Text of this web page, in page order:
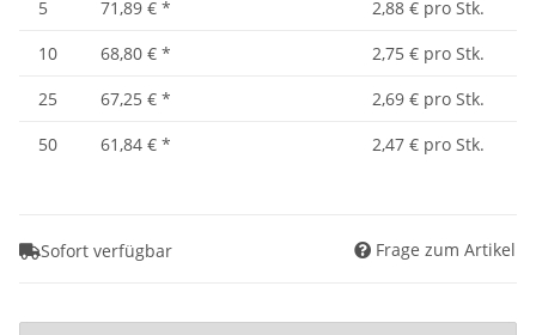
5 71,89 € *
2,88 € pro Stk.
10
68,80 € *
2,75 € pro Stk.
25
67,25 € *
2,69 € pro Stk.
50
61,84 € * 2,47 € pro Stk.
Sofort verfügbar Frage zum Artikel